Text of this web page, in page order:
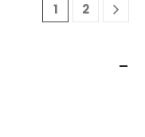
1 2